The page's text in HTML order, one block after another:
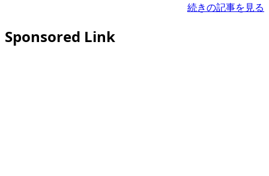
続きの記事を見る
Sponsored Link